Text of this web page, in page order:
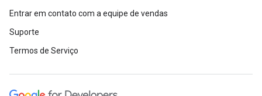
Entrar em contato com a equipe de vendas
Suporte
Termos de Serviço